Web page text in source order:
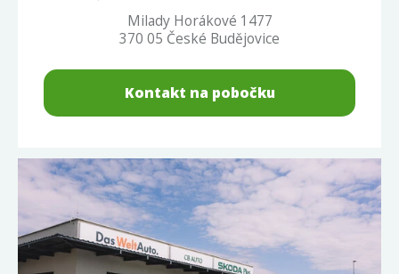
Milady Horákové 1477
370 05 České Budějovice
Kontakt na pobočku